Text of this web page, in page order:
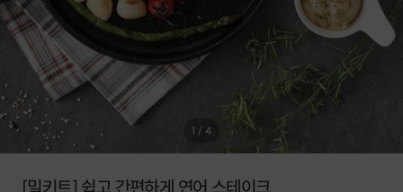
1 / 4
[밀키트] 쉽고 간편하게 연어 스테이크